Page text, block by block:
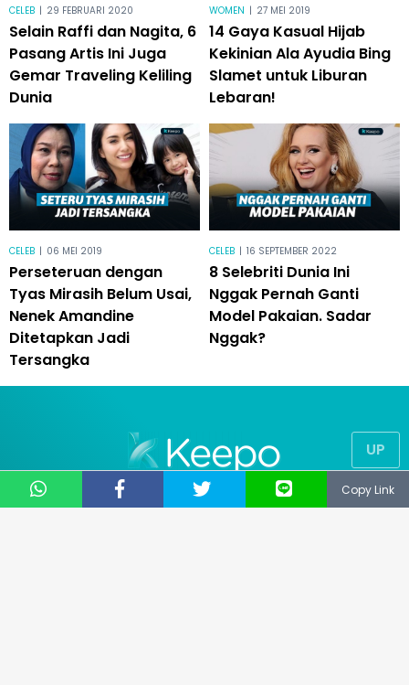
Copy Link
CELEB | 29 FEBRUARI 2020
Selain Raffi dan Nagita, 6
Pasang Artis Ini Juga
Gemar Traveling Keliling
Dunia
WOMEN | 27 MEI 2019
14 Gaya Kasual Hijab
Kekinian Ala Ayudia Bing
Slamet untuk Liburan
Lebaran!
CELEB | 06 MEI 2019
Perseteruan dengan
Tyas Mirasih Belum Usai,
Nenek Amandine
Ditetapkan Jadi
Tersangka
CELEB | 16 SEPTEMBER 2022
8 Selebriti Dunia Ini
Nggak Pernah Ganti
Model Pakaian. Sadar
Nggak?
UP
© 2019
NUSANTARA TECHNOLOGY